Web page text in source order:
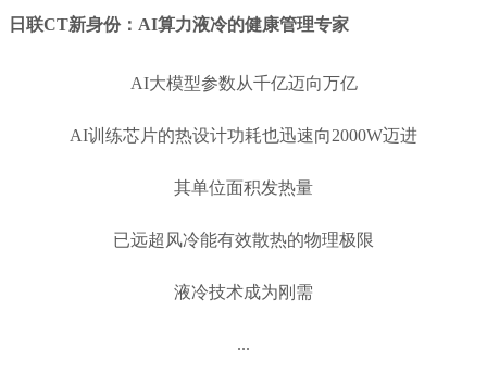
日联CT新身份：AI算力液冷的健康管理专家
AI大模型参数从千亿迈向万亿
AI训练芯片的热设计功耗也迅速向2000W迈进
其单位面积发热量
已远超风冷能有效散热的物理极限
液冷技术成为刚需
...